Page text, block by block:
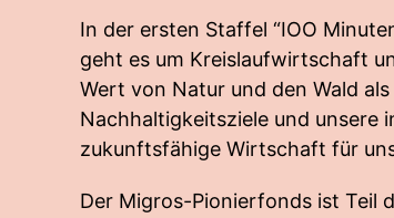
In der ersten Staffel “IOO
geht es um Kreislaufwirtschaft
Wert von Natur und den Wald
Nachhaltigkeitsziele und unsere
zukunftsfähige Wirtschaft für
Der Migros-Pionierfonds ist Teil